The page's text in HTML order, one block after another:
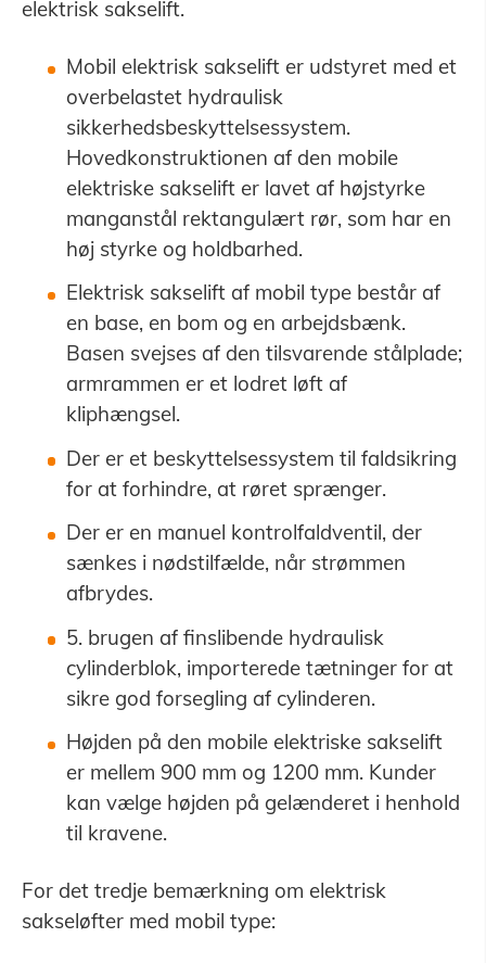
elektrisk sakselift.
Mobil elektrisk sakselift er udstyret med et
overbelastet hydraulisk
sikkerhedsbeskyttelsessystem.
Hovedkonstruktionen af den mobile
elektriske sakselift er lavet af højstyrke
manganstål rektangulært rør, som har en
høj styrke og holdbarhed.
Elektrisk sakselift af mobil type består af
en base, en bom og en arbejdsbænk.
Basen svejses af den tilsvarende stålplade;
armrammen er et lodret løft af
kliphængsel.
Der er et beskyttelsessystem til faldsikring
for at forhindre, at røret sprænger.
Der er en manuel kontrolfaldventil, der
sænkes i nødstilfælde, når strømmen
afbrydes.
5. brugen af finslibende hydraulisk
cylinderblok, importerede tætninger for at
sikre god forsegling af cylinderen.
Højden på den mobile elektriske sakselift
er mellem 900 mm og 1200 mm. Kunder
kan vælge højden på gelænderet i henhold
til kravene.
For det tredje bemærkning om elektrisk
sakseløfter med mobil type: